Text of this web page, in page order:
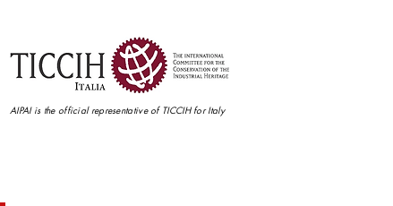
AIPAI is the official representative of TICCIH for Italy